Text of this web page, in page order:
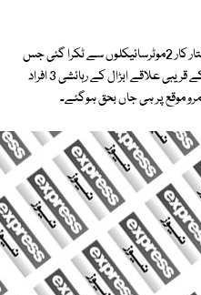
سجاول کے قریب دولہے دریا خان پُل پر تیز رفتار کار 2موٹرسائیکلوں سے ٹکرا گئی جس
کے نتیجے میں ایک موٹرسائیکل پر سوار دڑو کے قریبی علاقے ابڑال کے رہائشی 3 افراد
موقع پر ہی جاں بحق ہوگئے۔